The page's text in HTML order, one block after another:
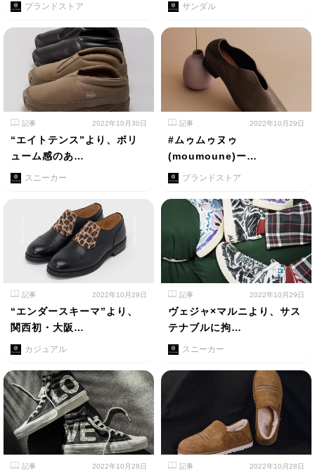
ブランドストア サンダル
記事 2022年10月30日
“エイトテンス”より、ボリ
ューム感のあ…
スニーカー
記事 2022年10月29日
#ムゥムゥヌゥ
(moumoune)ー…
ブランドストア
記事 2022年10月29日
“エンダースキーマ”より、
関西初・大阪…
カジュアル
記事 2022年10月29日
ヴェジャ×マルニより、サス
テナブルに拘…
スニーカー
記事 2022年10月28日 記事 2022年10月28日